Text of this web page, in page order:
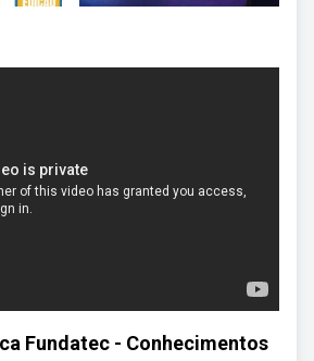
Fundatec - Conhecimentos